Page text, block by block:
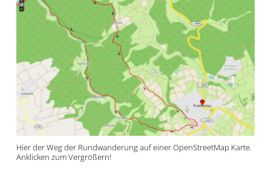
Hier der Weg der Rundwanderung auf einer OpenStreetMap Karte.
Anklicken zum Vergrößern!